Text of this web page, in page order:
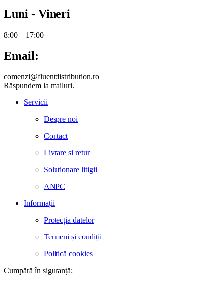
Luni - Vineri
8:00 – 17:00
Email:
comenzi@fluentdistribution.ro
Răspundem la mailuri.
Servicii
Despre noi
Contact
Livrare si retur
Solutionare litigii
ANPC
Informații
Protecția datelor
Termeni și condiții
Politică cookies
Cumpără în siguranță: